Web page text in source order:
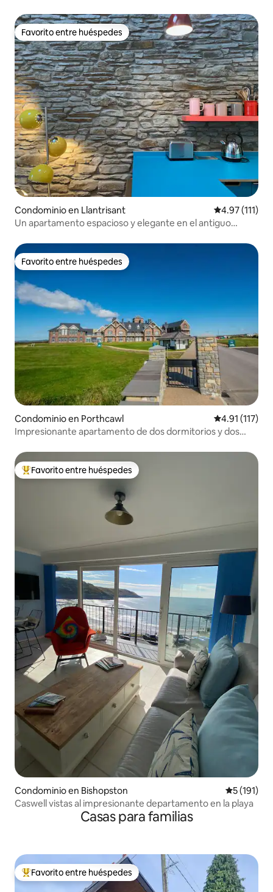
Favorito entre huéspedes
Favorito entre huéspedes
Condominio en Llantrisant Calificación
4.97 (111)
Un apartamento espacioso y elegante en el antiguo
Favorito entre huéspedes
Favorito entre huéspedes
Condominio en Porthcawl Calificación
4.91 (117)
Impresionante apartamento de dos dormitorios y dos
De los mejores en Favorito entre huéspedes
Favorito entre huéspedes
Condominio en Bishopston
5 (191)
Caswell vistas al impresionante departamento en la playa
Casas para familias
De los mejores en Favorito entre huéspedes
Favorito entre huéspedes